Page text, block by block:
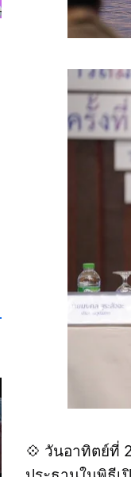
💠 วันอาทิตย์ที่